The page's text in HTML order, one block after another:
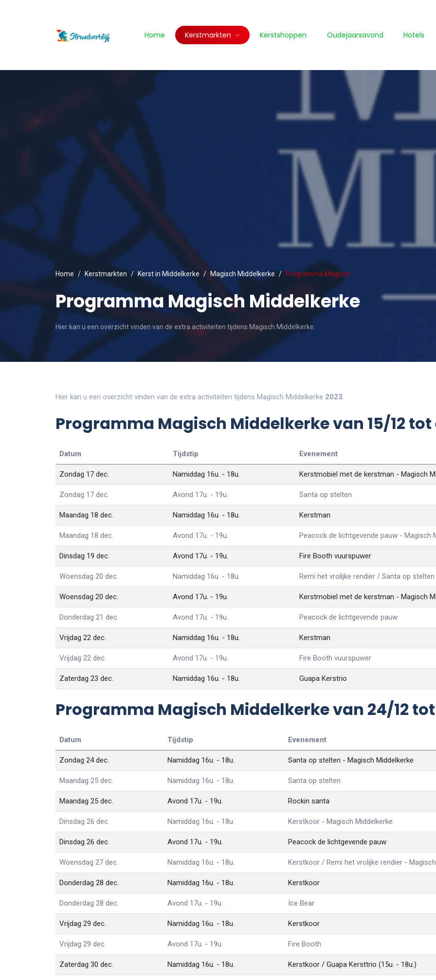
Home Kerstmarkten Kerstshoppen Oudejaarsavond Hotels
Home Kerstmarkten Kerst in Middelkerke Magisch Middelkerke Programma Magisch…
Programma Magisch Middelkerke
Hier kan u een overzicht vinden van de extra activiteiten tijdens Magisch Middelkerke.
Hier kan u een overzicht vinden van de extra activiteiten tijdens Magisch Middelkerke 2023.
Programma Magisch Middelkerke van 15/12 tot
Datum Tijdstip Evenement
Zondag 17 dec. Namiddag 16u. - 18u. Kerstmobiel met de kerstman - Magisch
Zondag 17 dec. Avond 17u. - 19u. Santa op stelten
Maandag 18 dec. Namiddag 16u. - 18u. Kerstman
Maandag 18 dec. Avond 17u. - 19u. Peacock de lichtgevende pauw - Magisch
Dinsdag 19 dec. Avond 17u. - 19u. Fire Booth vuurspuwer
Woensdag 20 dec. Namiddag 16u. - 18u. Remi het vrolijke rendier / Santa op stelten
Woensdag 20 dec. Avond 17u. - 19u. Kerstmobiel met de kerstman - Magisch
Donderdag 21 dec. Avond 17u. - 19u. Peacock de lichtgevende pauw
Vrijdag 22 dec. Namiddag 16u. - 18u. Kerstman
Vrijdag 22 dec. Avond 17u. - 19u. Fire Booth vuurspuwer
Zaterdag 23 dec. Namiddag 16u. - 18u. Guapa Kerstrio
Programma Magisch Middelkerke van 24/12 tot
Datum Tijdstip Evenement
Zondag 24 dec. Namiddag 16u. - 18u. Santa op stelten - Magisch Middelkerke
Maandag 25 dec. Namiddag 16u. - 18u. Santa op stelten
Maandag 25 dec. Avond 17u. - 19u. Rockin santa
Dinsdag 26 dec. Namiddag 16u. - 18u. Kerstkoor - Magisch Middelkerke
Dinsdag 26 dec. Avond 17u. - 19u. Peacock de lichtgevende pauw
Woensdag 27 dec. Namiddag 16u. - 18u. Kerstkoor / Remi het vrolijke rendier -
Donderdag 28 dec. Namiddag 16u. - 18u. Kerstkoor
Donderdag 28 dec. Avond 17u. - 19u. Ice Bear
Vrijdag 29 dec. Namiddag 16u. - 18u. Kerstkoor
Vrijdag 29 dec. Avond 17u. - 19u. Fire Booth
Zaterdag 30 dec. Namiddag 16u. - 18u. Kerstkoor / Guapa Kersttrio (15u. - 18u.)